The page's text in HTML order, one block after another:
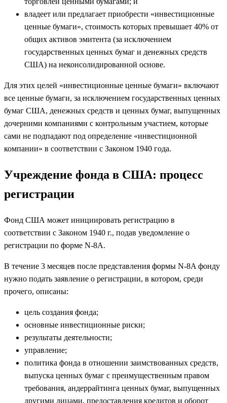
владеет или предлагает приобрести «инвестиционные
ценные бумаги», стоимость которых превышает 40% от
общих активов эмитента (за исключением
государственных ценных бумаг и денежных средств
США) на неконсолидированной основе.
Для этих целей «инвестиционные ценные бумаги» включают
все ценные бумаги, за исключением государственных ценных
бумаг США, денежных средств и ценных бумаг, выпущенных
дочерними компаниями с контрольным участием, которые
сами не подпадают под определение «инвестиционной
компании» в соответствии с Законом 1940 года.
Учреждение фонда в США: процесс
регистрации
Фонд США может инициировать регистрацию в
соответствии с Законом 1940 г., подав уведомление о
регистрации по форме N-8A.
В течение 3 месяцев после представления формы N-8A фонду
нужно подать заявление о регистрации, в котором, среди
прочего, описаны:
цель создания фонда;
основные инвестиционные риски;
результаты деятельности;
управление;
политика фонда в отношении заимствованных средств,
выпуска ценных бумаг с преимущественным правом
требования, андеррайтинга ценных бумаг, выпущенных
другими лицами, предоставления кредитов и оборот